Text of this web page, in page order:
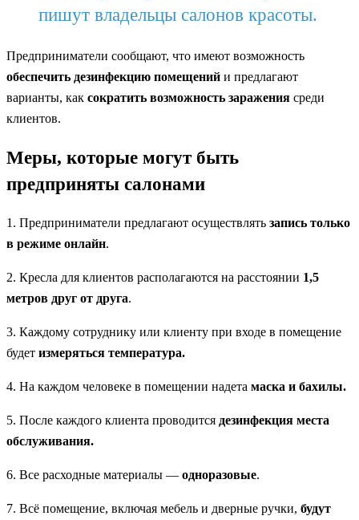
пишут владельцы салонов красоты.
Предприниматели сообщают, что имеют возможность
обеспечить дезинфекцию помещений и предлагают
варианты, как сократить возможность заражения среди
клиентов.
Меры, которые могут быть
предприняты салонами
1. Предприниматели предлагают осуществлять запись только
в режиме онлайн.
2. Кресла для клиентов располагаются на расстоянии 1,5
метров друг от друга.
3. Каждому сотруднику или клиенту при входе в помещение
будет измеряться температура.
4. На каждом человеке в помещении надета маска и бахилы.
5. После каждого клиента проводится дезинфекция места
обслуживания.
6. Все расходные материалы — одноразовые.
7. Всё помещение, включая мебель и дверные ручки, будут